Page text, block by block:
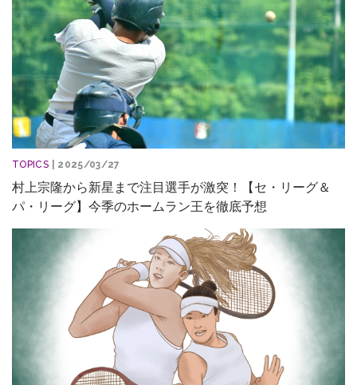
TOPICS | 2025/03/27
村上宗隆から新星まで注目選手が激突！【セ・リーグ＆
パ・リーグ】今季のホームラン王を徹底予想